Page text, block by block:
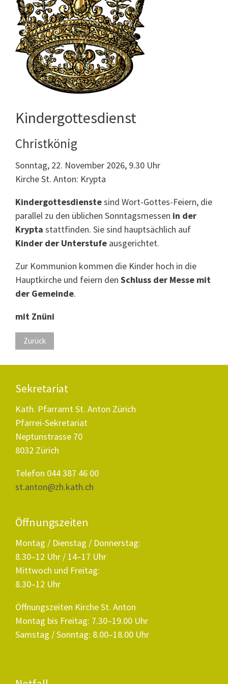
Kindergottesdienst
Christkönig
Sonntag, 22. November 2026, 9.30 Uhr
Kirche St. Anton: Krypta
Kindergottesdienstesind Wort-Gottes-Feiern, die
parallel zu den üblichen Sonntagsmessen in der
Krypta stattfinden. Sie sind hauptsächlich auf
Kinder der Unterstufe ausgerichtet.
Zur Kommunion kommen die Kinder hoch in die
Hauptkirche und feiern den Schluss der Messe mit
der Gemeinde.
mit Znüni
Zurück
Sekretariat
Kath. Pfarramt St. Anton Zürich
Pfarrei-Sekretariat
Neptunstrasse 70
8032 Zürich
Telefon 044 387 46 00
st.anton@zh.kath.ch
Öffnungszeiten
Montag / Dienstag / Donnerstag:
8.30–12 Uhr / 14–17 Uhr
Mittwoch und Freitag:
8.30–12 Uhr
Öffnungszeiten Kirche St. Anton
Montag bis Freitag: 7.30–19.00 Uhr
Samstag / Sonntag: 8.00–18.00 Uhr